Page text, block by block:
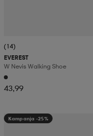
(14)
EVEREST
W Nevis Walking Shoe
43,99
Kampanja -25%